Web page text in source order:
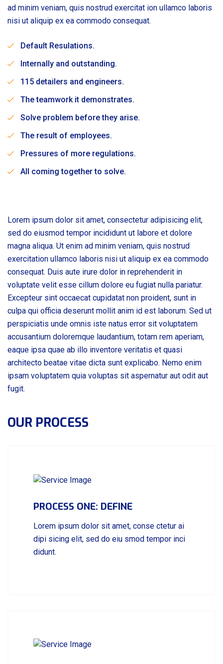
ad minim veniam, quis nostrud exercitat ion ullamco laboris
nisi ut aliquip ex ea commodo consequat.
Default Resulations.
Internally and outstanding.
115 detailers and engineers.
The teamwork it demonstrates.
Solve problem before they arise.
The result of employees.
Pressures of more regulations.
All coming together to solve.
Lorem ipsum dolor sit amet, consectetur adipisicing elit,
sed do eiusmod tempor incididunt ut labore et dolore
magna aliqua. Ut enim ad minim veniam, quis nostrud
exercitation ullamco laboris nisi ut aliquip ex ea commodo
consequat. Duis aute irure dolor in reprehenderit in
voluptate velit esse cillum dolore eu fugiat nulla pariatur.
Excepteur sint occaecat cupidatat non proident, sunt in
culpa qui officia deserunt mollit anim id est laborum. Sed ut
perspiciatis unde omnis iste natus error sit voluptatem
accusantium doloremque laudantium, totam rem aperiam,
eaque ipsa quae ab illo inventore veritatis et quasi
architecto beatae vitae dicta sunt explicabo. Nemo enim
ipsam voluptatem quia voluptas sit aspernatur aut odit aut
fugit.
OUR PROCESS
PROCESS ONE: DEFINE
Lorem ipsum dolor sit amet, conse ctetur ai
dipi sicing elit, sed do eiu smod tempor inci
didunt.